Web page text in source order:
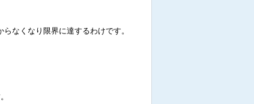
なくなり限界に達するわけです。